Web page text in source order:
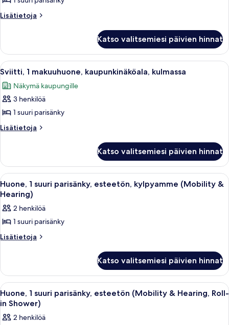
makuuhuone
Lisätietoja
Lisätietoja
makuuhuone
Katso valitsemiesi päivien hinnat
Avaa
kaikki
huonetyypin
Sviitti,
1
makuuhuone,
kuvat
Moderni hotellihuone, jossa on
10
Sviitti, 1 makuuhuone, kaupunkinäköala, kulmassa
Näkymä kaupungille
3 henkilöä
1 suuri parisänky
Lisätietoja
Lisätietoja
makuuhuone,
kaupunkinäköala,
kulmassa
Katso valitsemiesi päivien hinnat
Avaa
kaikki
huonetyypin
Huone,
1
suuri
kylpyamme
(Mobility
&
Hearing)
kuvat
Hotellihuone, jossa on suuri sänky,
4
Huone, 1 suuri parisänky, esteetön, kylpyamme (Mobility &
Hearing)
2 henkilöä
1 suuri parisänky
Lisätietoja
Lisätietoja
suuri
parisänky,
esteetön,
kylpyamme
&
Katso valitsemiesi päivien hinnat
Avaa
kaikki
huonetyypin
Hotellihuone, jossa on suuri sänky,
6
Huone, 1 suuri parisänky, esteetön (Mobility & Hearing, Roll-
in Shower)
2 henkilöä